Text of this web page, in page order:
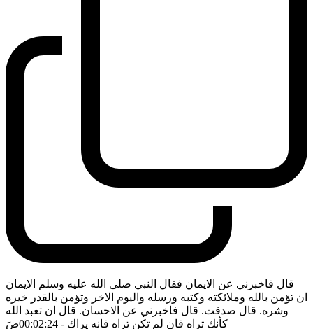
قال فاخبرني عن الايمان فقال النبي صلى الله عليه وسلم الايمان
ان تؤمن بالله وملائكته وكتبه ورسله واليوم الاخر وتؤمن بالقدر خيره
وشره. قال صدقت. قال فاخبرني عن الاحسان. قال ان تعبد الله
كأنك تراه فان لم تكن تراه فانه يراك - 00:02:24 ضَ